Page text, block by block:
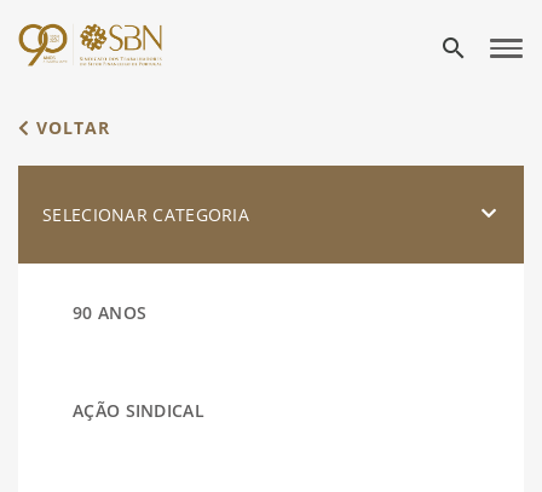
search
VOLTAR
SELECIONAR CATEGORIA
90 ANOS
AÇÃO SINDICAL